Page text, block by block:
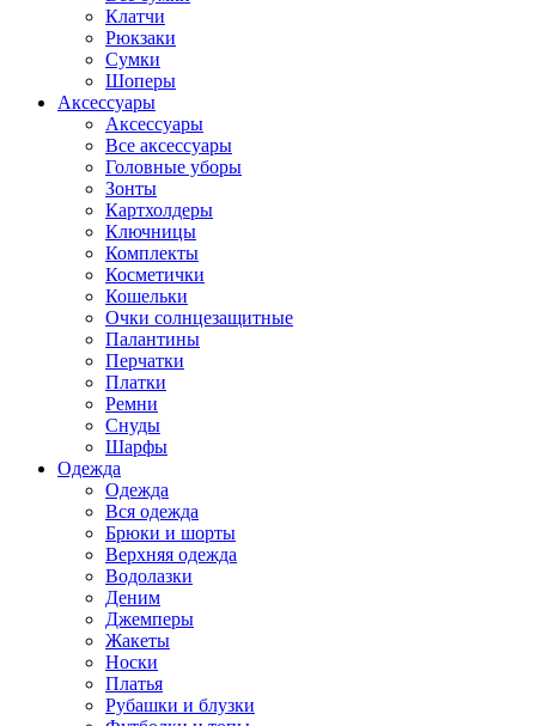
Клатчи
Рюкзаки
Сумки
Шоперы
Аксессуары
Аксессуары
Все аксессуары
Головные уборы
Зонты
Картхолдеры
Ключницы
Комплекты
Косметички
Кошельки
Очки солнцезащитные
Палантины
Перчатки
Платки
Ремни
Снуды
Шарфы
Одежда
Одежда
Вся одежда
Брюки и шорты
Верхняя одежда
Водолазки
Деним
Джемперы
Жакеты
Носки
Платья
Рубашки и блузки